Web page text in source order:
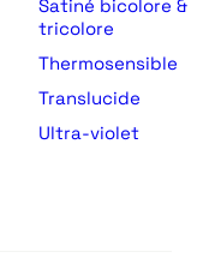
Satiné bicolore &
tricolore
Thermosensible
Translucide
Ultra-violet